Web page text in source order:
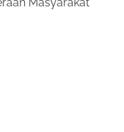
Masyarakat